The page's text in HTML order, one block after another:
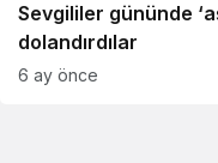
Sevgililer gününde
dolandırdılar
6 ay önce